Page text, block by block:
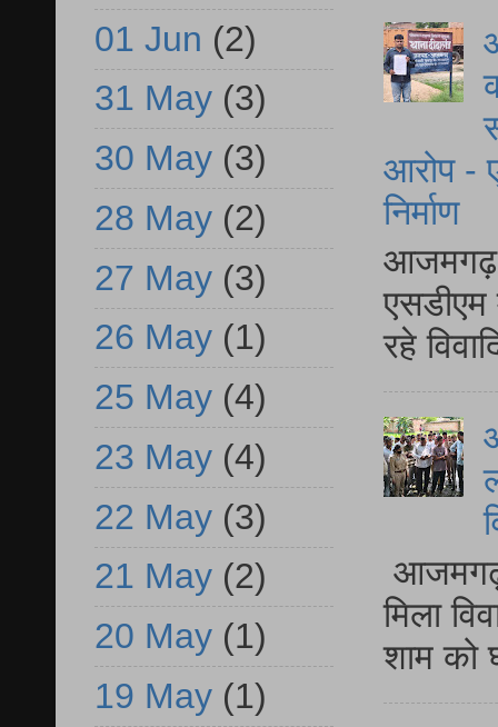
आरोप -
निर्माण
आजमगढ़
एसडीएम
रहे
आजमगढ़
मिला
शाम को
01 Jun (2)
31 May (3)
30 May (3)
28 May (2)
27 May (3)
26 May (1)
25 May (4)
23 May (4)
22 May (3)
21 May (2)
20 May (1)
19 May (1)